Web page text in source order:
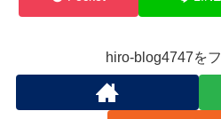
hiro-blog4747を